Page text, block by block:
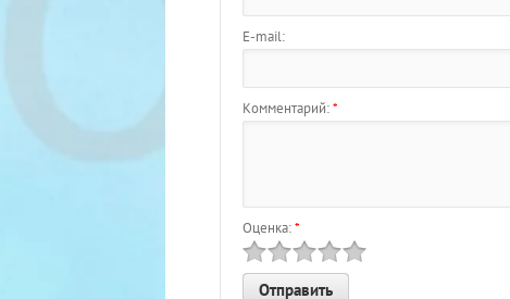
E-mail:
Комментарий:*
Оценка:*